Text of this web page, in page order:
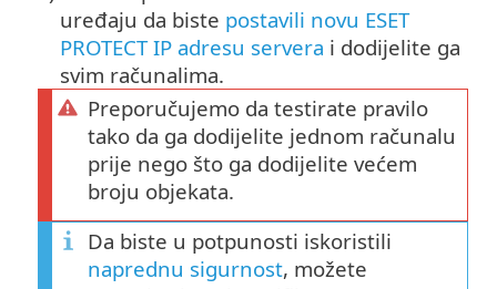
uređaju da biste postavili novu ESET
PROTECT IP adresu servera i dodijelite ga
svim računalima.
Preporučujemo da testirate pravilo
tako da ga dodijelite jednom računalu
prije nego što ga dodijelite većem
broju objekata.
Da biste u potpunosti iskoristili
naprednu sigurnost, možete